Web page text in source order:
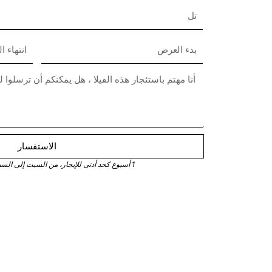
الاستفسار
1 أسبوع كحد أدنى للإيجار، من السبت إلى السبت في موسم الذروة